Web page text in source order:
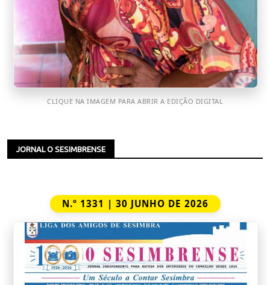
CLIQUE NA IMAGEM PARA ABRIR A EDIÇÃO DIGITAL
JORNAL O SESIMBRENSE
N.º 1331 | 30 JUNHO DE 2026